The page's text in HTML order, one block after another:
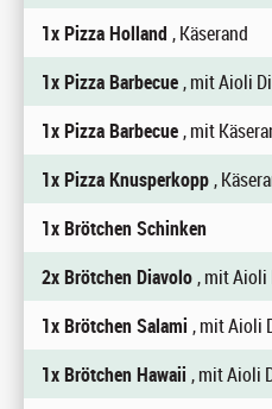
1x Pizza Holland , Käserand
1x Pizza Barbecue, mit Aioli
1x Pizza Barbecue, mit
1x Pizza Knusperkopp,
1x Brötchen Schinken
2x Brötchen Diavolo, mit Aioli
1x Brötchen Salami , mit Aioli
1x Brötchen Hawaii , mit Aioli